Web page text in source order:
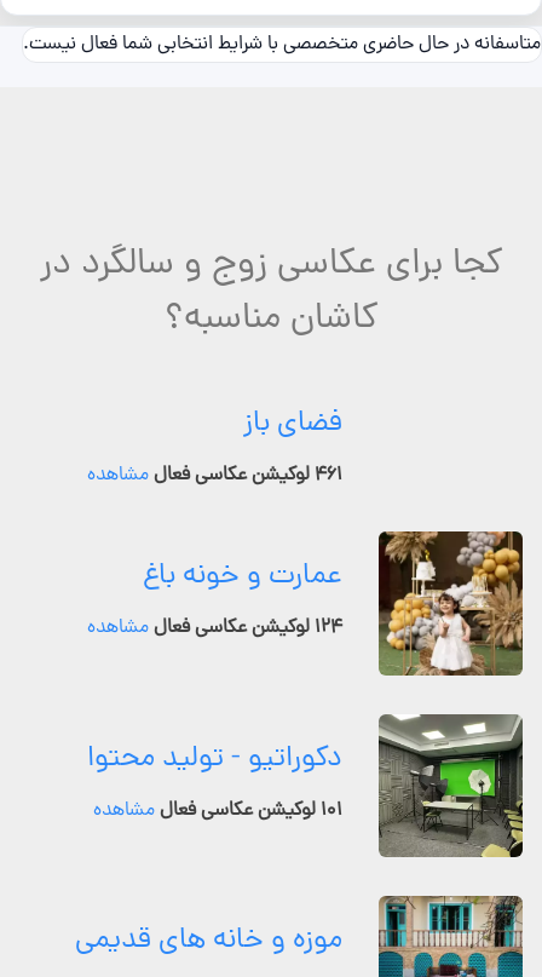
متاسفانه در حال حاضری متخصصی با شرایط انتخابی شما فعال نیست.
کجا برای عکاسی زوج و سالگرد در
کاشان مناسبه؟
فضای باز
۴۶۱ لوکیشن عکاسی فعال مشاهده
عمارت و خونه باغ
۱۲۴ لوکیشن عکاسی فعال مشاهده
دکوراتیو - تولید محتوا
۱۰۱ لوکیشن عکاسی فعال مشاهده
موزه و خانه های قدیمی